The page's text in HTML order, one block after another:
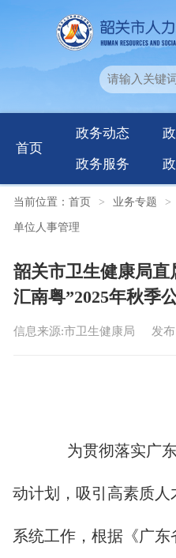
首页
政务动态
政务服务
当前位置： 首页 > 业务专题 >
单位人事管理
韶关市卫生健康局
汇南粤”2025年秋季
信息来源:市卫生健康局 发
为贯彻落实广
动计划，吸引高素质
系统工作，根据《广